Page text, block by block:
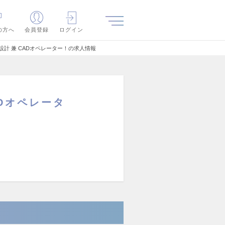
方へ 会員登録 ログイン
兼 CADオペレーター！の求人情報
ペレータ